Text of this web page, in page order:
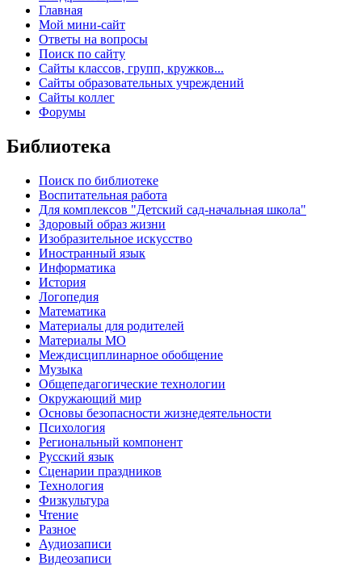
Главная
Мой мини-сайт
Ответы на вопросы
Поиск по сайту
Сайты классов, групп, кружков...
Сайты образовательных учреждений
Сайты коллег
Форумы
Библиотека
Поиск по библиотеке
Воспитательная работа
Для комплексов "Детский сад-начальная школа"
Здоровый образ жизни
Изобразительное искусство
Иностранный язык
Информатика
История
Логопедия
Математика
Материалы для родителей
Материалы МО
Междисциплинарное обобщение
Музыка
Общепедагогические технологии
Окружающий мир
Основы безопасности жизнедеятельности
Психология
Региональный компонент
Русский язык
Сценарии праздников
Технология
Физкультура
Чтение
Разное
Аудиозаписи
Видеозаписи